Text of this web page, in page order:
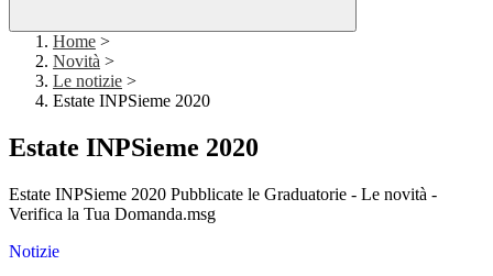
Home >
Novità >
Le notizie >
Estate INPSieme 2020
Estate INPSieme 2020
Estate INPSieme 2020 Pubblicate le Graduatorie - Le novità -
Verifica la Tua Domanda.msg
Notizie